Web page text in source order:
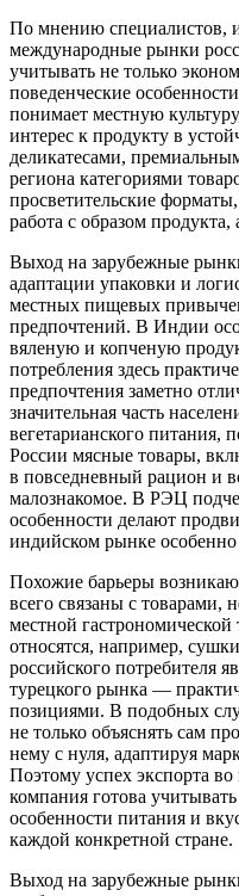
По мнению специалистов,
международные рынки
учитывать не только
поведенческие
понимает местную
интерес к продукту в
деликатесами,
региона категориями
просветительские
работа с образом
Выход на зарубежные
адаптации упаковки и
местных пищевых
предпочтений. В Индии
вяленую и копченую
потребления здесь
предпочтения заметно
значительная часть
вегетарианского питания,
России мясные товары,
в повседневный рацион и
малознакомое. В РЭЦ
особенности делают
индийском рынке
Похожие барьеры
всего связаны с
местной
относятся, например,
российского потребителя
турецкого рынка —
позициями. В подобных
не только объяснять сам
нему с нуля, адаптируя
Поэтому успех экспорта во
компания готова
особенности питания и
каждой конкретной стране.
Выход на зарубежные